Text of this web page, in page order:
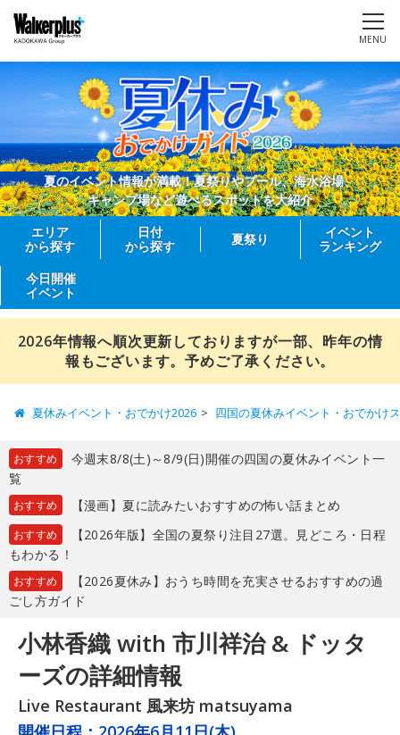
MENU
夏のイベント情報が満載！夏祭りやプール、海水浴場、
キャンプ場など遊べるスポットを大紹介
エリア
から探す
日付
から探す
夏祭り
イベント
ランキング
今日開催
イベント
2026年情報へ順次更新しておりますが一部、昨年の情
報もございます。予めご了承ください。
夏休みイベント・おでかけ2026 四国の夏休みイベント・おでかけ
おすすめ
今週末8/8(土)～8/9(日)開催の四国の夏休みイベント一
覧
おすすめ 【漫画】夏に読みたいおすすめの怖い話まとめ
おすすめ
【2026年版】全国の夏祭り注目27選。見どころ・日程
もわかる！
おすすめ
【2026夏休み】おうち時間を充実させるおすすめの過
ごし方ガイド
小林香織 with 市川祥治 & ドッタ
ーズの詳細情報
Live Restaurant 風来坊 matsuyama